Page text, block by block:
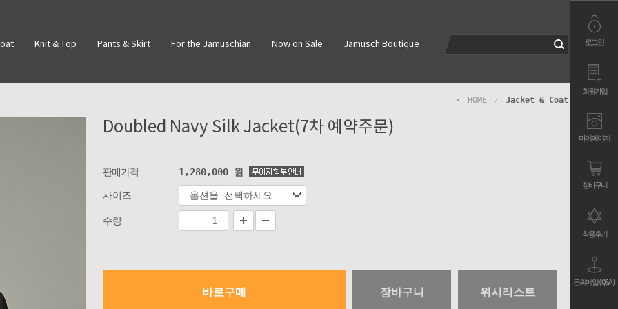
로그인
회원가입
마이페이지
장바구니
착용후기
문의메일(Q&A)
Knit & Top Pants & Skirt For the Jamuschian Now on Sale Jamusch Boutique
HOME Jacket & Coat
Doubled Navy Silk Jacket(7차 예약주문)
판매가격 1,280,000 원
사이즈
수량
바로구매 장바구니 위시리스트